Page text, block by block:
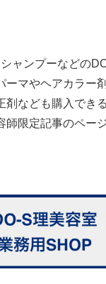
ャンプーなどの
ーマやヘアカラー
剤なども購入でき
師限定記事のペー